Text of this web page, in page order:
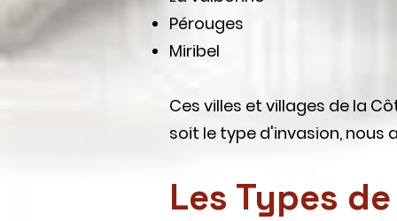
Pérouges
Miribel
Ces villes et villages de la
soit le type d'invasion, nous
Les Types